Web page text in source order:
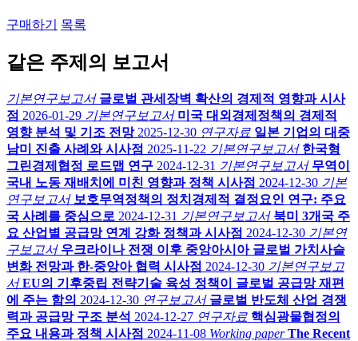
구매하기 목록
같은 주제의 보고서
기본연구보고서 글로벌 관세장벽 확산의 경제적 영향과 시사
점 2026-01-29 기본연구보고서 미국 대외경제정책의 경제적
영향 분석 및 기조 전망 2025-12-30 연구자료 일본 기업의 대중
남미 진출 사례와 시사점 2025-11-22 기본연구보고서 한국형
그린경제협정 로드맵 연구 2024-12-31 기본연구보고서 무역이
국내 노동 재배치에 미친 영향과 정책 시사점 2024-12-30 기본
연구보고서 보호무역정책의 정치경제적 결정요인 연구: 주요
국 사례를 중심으로 2024-12-31 기본연구보고서 북미 3개국 주
요 산업별 공급망 연계 강화 정책과 시사점 2024-12-30 기본연
구보고서 우크라이나 전쟁 이후 중앙아시아 글로벌 가치사슬
변화 전망과 한-중앙아 협력 시사점 2024-12-30 기본연구보고
서 EU의 기후중립 전략기술 육성 정책이 글로벌 공급망 재편
에 주는 함의 2024-12-30 연구보고서 글로벌 반도체 산업 경쟁
력과 공급망 구조 분석 2024-12-27 연구자료 핵심광물협정의
주요 내용과 정책 시사점 2024-11-08 Working paper The Recent